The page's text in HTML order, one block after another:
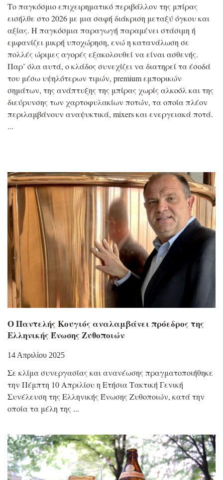
Το παγκόσμιο επιχειρηματικό περιβάλλον της μπίρας
εισήλθε στο 2026 με μια σαφή διάκριση μεταξύ όγκου και
αξίας. Η παγκόσμια παραγωγή παραμένει στάσιμη ή
εμφανίζει μικρή υποχώρηση, ενώ η κατανάλωση σε
πολλές ώριμες αγορές εξακολουθεί να είναι ασθενής.
Παρ’ όλα αυτά, ο κλάδος συνεχίζει να διατηρεί τα έσοδά
του μέσω υψηλότερων τιμών, premium εμπορικών
σημάτων, της ανάπτυξης της μπίρας χωρίς αλκοόλ και της
διεύρυνσης των χαρτοφυλακίων ποτών, τα οποία πλέον
περιλαμβάνουν αναψυκτικά, mixers και ενεργειακά ποτά.
Ο Παντελής Κουγιός αναλαμβάνει πρόεδρος της
Ελληνικής Ένωσης Ζυθοποιών
14 Απριλίου 2025
Σε κλίμα συνεργασίας και ανανέωσης πραγματοποιήθηκε
την Πέμπτη 10 Απριλίου η Ετήσια Τακτική Γενική
Συνέλευση της Ελληνικής Ένωσης Ζυθοποιών, κατά την
οποία τα μέλη της